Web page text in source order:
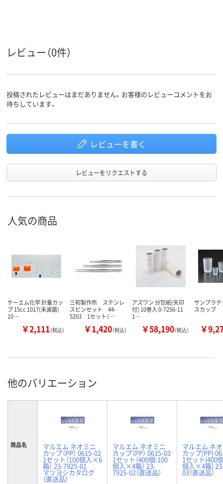
レビュー（0件）
投稿されたレビューはまだありません。お客様のレビューコメントをお
待ちしています。
レビューを書く
レビューをリクエストする
人気の商品
ケーエム化学 計量カッ
プ 15cc 1017(未滅菌)
10…
￥2,111（税込）
三和製作所 ステンレ
スピンセット 44-
5203 1セット（…
￥1,420（税込）
アズワン 分包紙(矢印
付) 10巻入 0-7256-11
1…
￥58,190（税込）
サンプラテ
スカップ
￥
他のバリエーション
商品名 マルエム ネオミニ
カップ（PP） 0615-02
1セット（100個入×6
箱） 23-7925-01
マツヨシカタログ
（直送品）
マルエム ネオミニ
カップ（PP） 0615-03
1セット（400個:100
個入×4箱） 23-
7925-02（直送品）
マルエム ネ
カップ(PP)
1セット(400
個入×4箱)
03（直送品）